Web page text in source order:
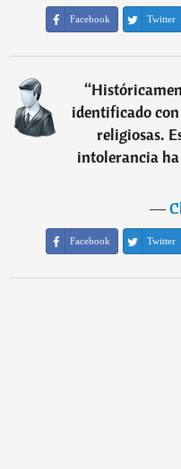
Facebook Twitter
“
identificado
religiosas.
intolerancia ha
―
Facebook Twitter